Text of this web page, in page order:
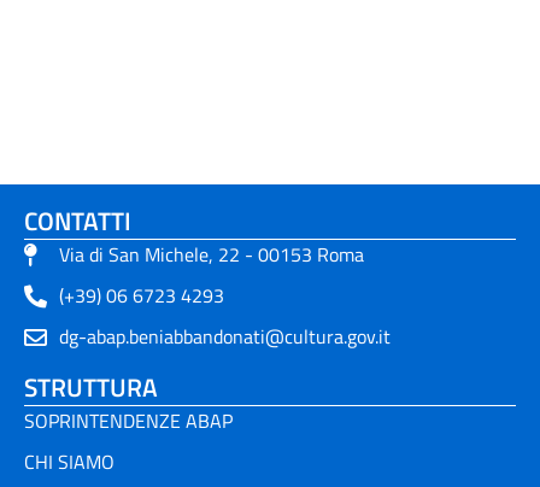
CONTATTI
Via di San Michele, 22 - 00153 Roma
(+39) 06 6723 4293
dg-abap.beniabbandonati@cultura.gov.it
STRUTTURA
SOPRINTENDENZE ABAP
CHI SIAMO